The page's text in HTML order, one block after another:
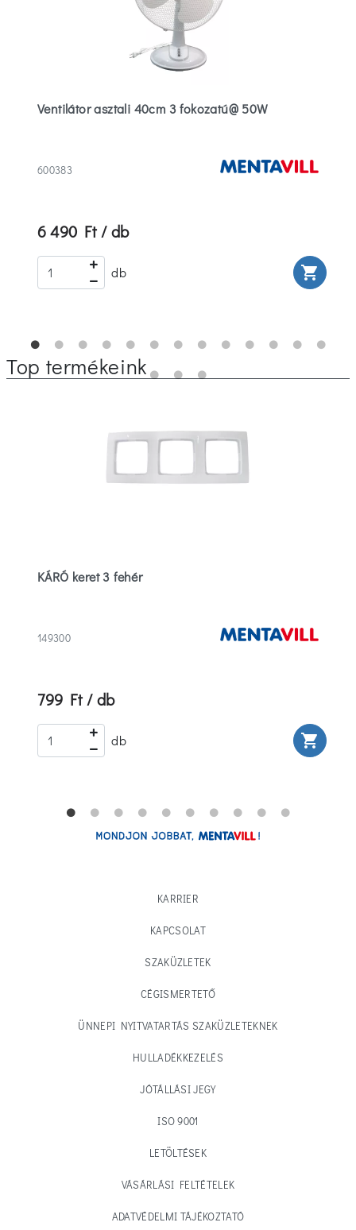
Ventilátor asztali 40cm 3 fokozatú@ 50W
600383
6 490 Ft / db
db shopping_cart
Top termékeink
KÁRÓ keret 3 fehér
149300
799 Ft / db
db shopping_cart
KARRIER
KAPCSOLAT
SZAKÜZLETEK
CÉGISMERTETŐ
ÜNNEPI NYITVATARTÁS SZAKÜZLETEKNEK
HULLADÉKKEZELÉS
JÓTÁLLÁSI JEGY
ISO 9001
LETÖLTÉSEK
VÁSÁRLÁSI FELTÉTELEK
ADATVÉDELMI TÁJÉKOZTATÓ